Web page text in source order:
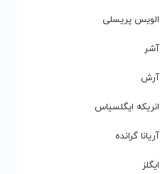
الویس پریسلی
آشر
آرش
انریکه ایگلسیاس
آریانا گرانده
ایگلز